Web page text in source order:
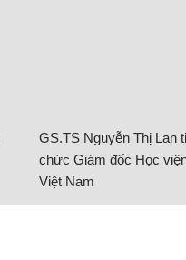
GS.TS Nguyễn Thị Lan
chức Giám đốc Học
Việt Nam